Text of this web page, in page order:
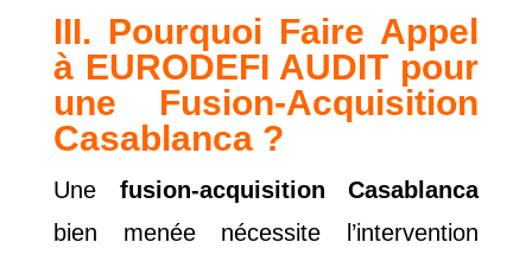
III. Pourquoi Faire Appel
à EURODEFI AUDIT pour
une Fusion-Acquisition
Casablanca ?
Une fusion-acquisition Casablanca
bien menée nécessite l’intervention